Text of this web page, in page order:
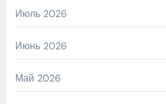
Июль 2026
Июнь 2026
Май 2026